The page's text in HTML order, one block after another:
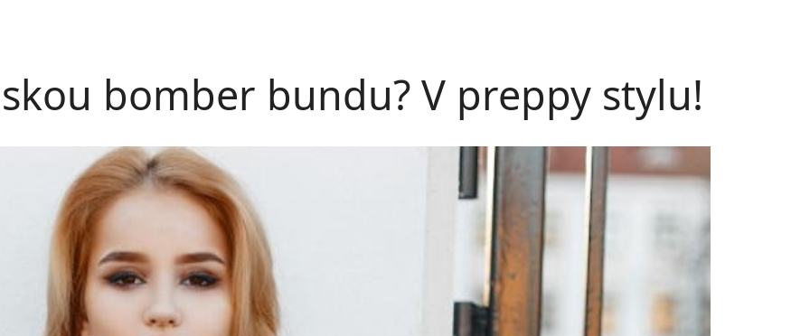
bomber bundu? V preppy stylu!